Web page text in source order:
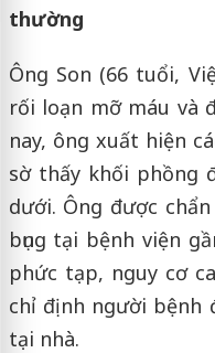
thường
Ông Son (66 tuổi,
rối loạn mỡ máu và
nay, ông xuất hiện
sờ thấy khối phồng
dưới. Ông được
bụng tại bệnh viện
phức tạp, nguy cơ
chỉ định người bệnh
tại nhà.